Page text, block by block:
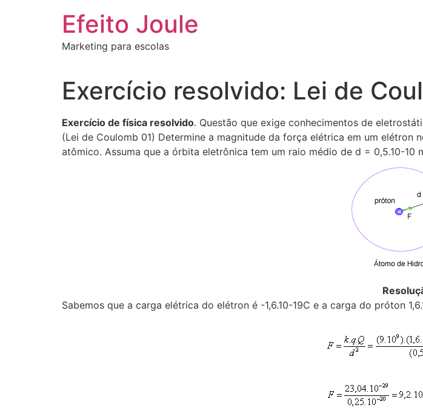
Efeito Joule
Marketing para escolas
Exercício resolvido: Lei de
Exercício de física resolvido. Questão que exige conhecimentos de
(Lei de Coulomb 01) Determine a magnitude da força elétrica em um
atômico. Assuma que a órbita eletrônica tem um raio médio de d = 0,5.10-10
Sabemos que a carga elétrica do elétron é -1,6.10-19C e a carga do próton